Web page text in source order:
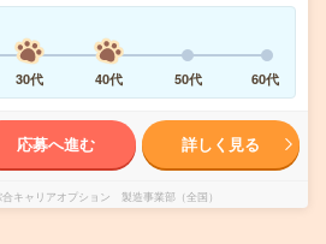
30代 40代 50代 60代
応募へ進む 詳しく見る
キャリアオプション 製造事業部（全国）